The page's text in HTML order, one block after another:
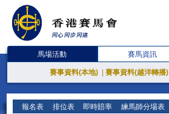
馬場活動 賽馬資訊
賽事資料(本地) 賽事資料(越洋轉播)
報名表 排位表 即時賠率 練馬師分場表